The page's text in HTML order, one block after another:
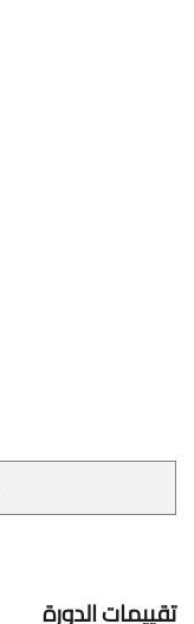
تقييمات الدورة